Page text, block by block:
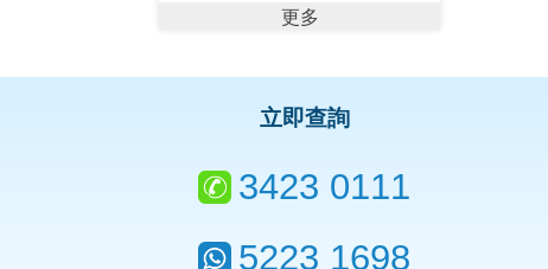
更多
立即查詢
3423 0111
5223 1698